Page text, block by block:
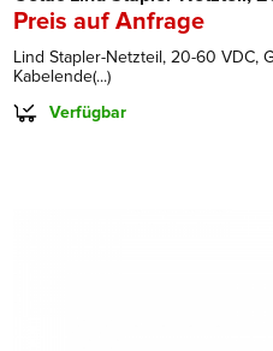
Preis auf Anfrage
Lind Stapler-Netzteil, 20-60 VDC,
Kabelende(...)
Verfügbar